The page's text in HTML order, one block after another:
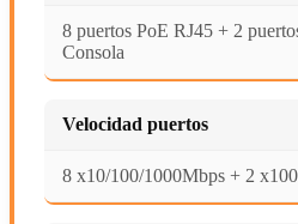
8 puertos PoE RJ45 + 2
Consola
Velocidad puertos
8 x10/100/1000Mbps + 2